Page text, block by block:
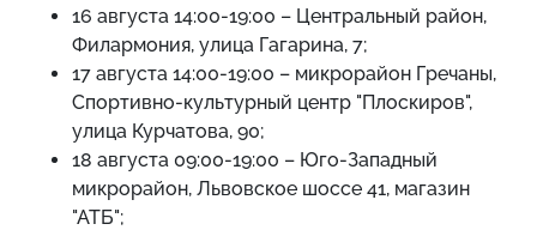
16 августа 14:00-19:00 – Центральный район,
Филармония, улица Гагарина, 7;
17 августа 14:00-19:00 – микрорайон Гречаны,
Спортивно-культурный центр "Плоскиров",
улица Курчатова, 90;
18 августа 09:00-19:00 – Юго-Западный
микрорайон, Львовское шоссе 41, магазин
"АТБ";